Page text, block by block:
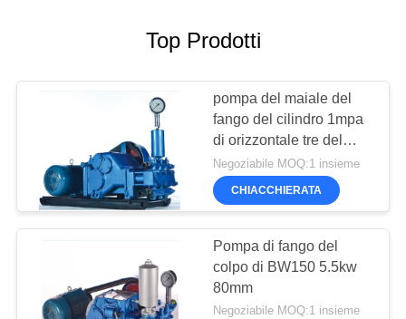
Top Prodotti
pompa del maiale del
fango del cilindro 1mpa
di orizzontale tre del
colpo di 50mm
Negoziabile MOQ:1 insieme
CHIACCHIERATA
Pompa di fango del
colpo di BW150 5.5kw
80mm
Negoziabile MOQ:1 insieme